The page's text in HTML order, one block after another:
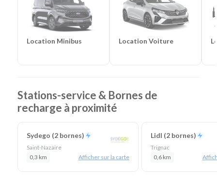
Location Minibus Location Voiture
Stations-service & Bornes de
recharge à proximité
Sydego (2 bornes)
Saint-Nazaire
0,3 km
Afficher sur la carte
Lidl (2 bornes)
Trignac
0,6 km